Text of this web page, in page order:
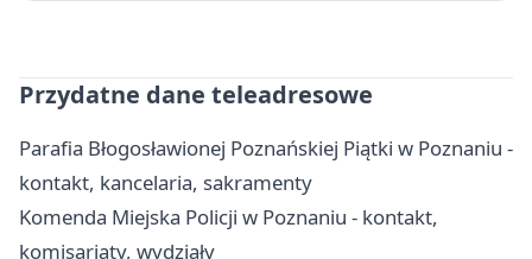
Przydatne dane teleadresowe
Parafia Błogosławionej Poznańskiej Piątki w Poznaniu -
kontakt, kancelaria, sakramenty
Komenda Miejska Policji w Poznaniu - kontakt,
komisariaty, wydziały